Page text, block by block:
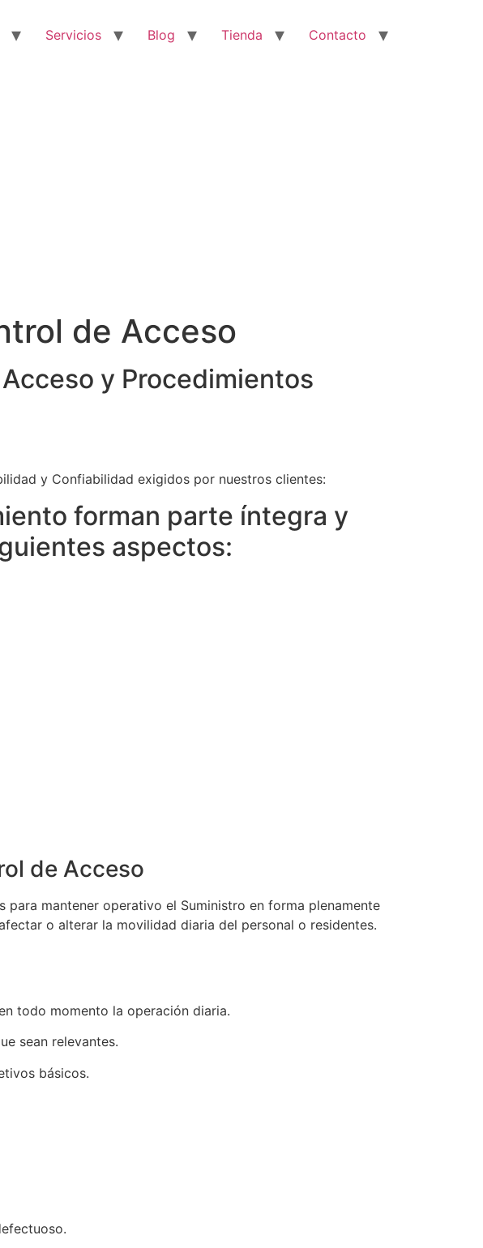
Servicios Blog Tienda Contacto
de Acceso
y Procedimientos
y Confiabilidad exigidos por nuestros clientes:
forman parte íntegra y
aspectos:
de Acceso
mantener operativo el Suministro en forma plenamente
o alterar la movilidad diaria del personal o residentes.
todo momento la operación diaria.
sean relevantes.
básicos.